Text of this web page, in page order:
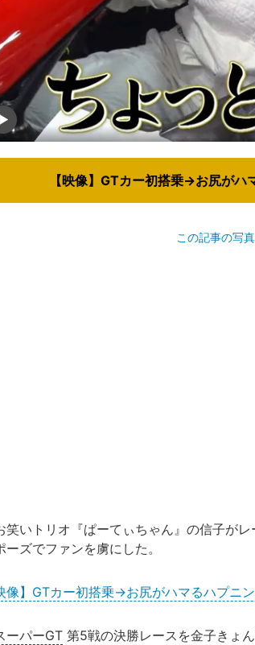
【映像】GTカー初搭乗→お尻がハ
この記事の写
いトリオ『ぱーてぃちゃん』の信子が
ーズでファンを虜にした。
像】GTカー初搭乗→お尻がハマるハプニ
ーパーGT 第5戦の決勝レースを金子きょ